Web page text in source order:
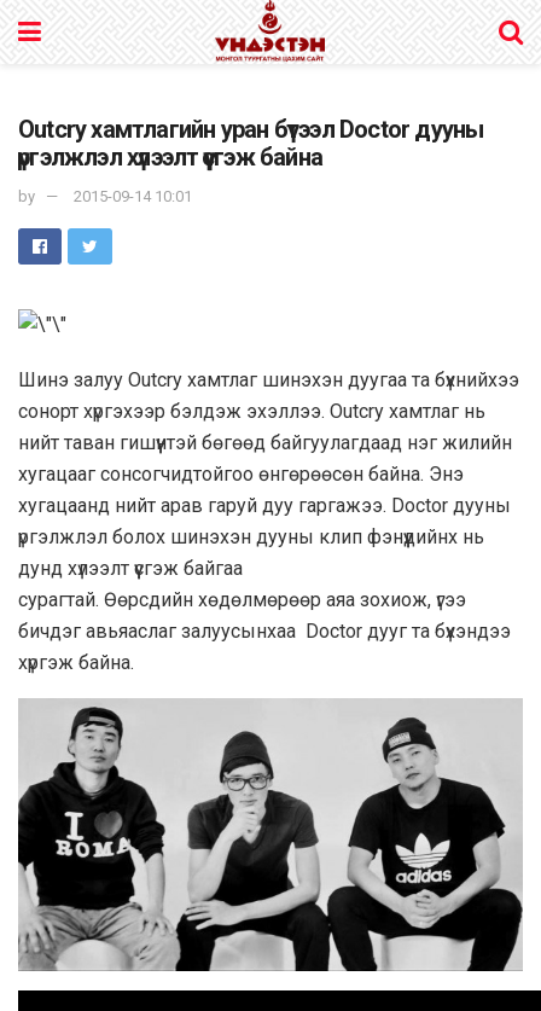
Outcry хамтлагийн уран бүтээл Doctor дууны
үргэлжлэл хүлээлт үүсгэж байна
by 2015-09-14 10:01
Шинэ залуу Outcry хамтлаг шинэхэн дуугаа та бүхнийхээ
сонорт хүргэхээр бэлдэж эхэллээ. Outcry хамтлаг нь
нийт таван гишүүнтэй бөгөөд байгуулагдаад нэг жилийн
хугацааг сонсогчидтойгоо өнгөрөөсөн байна. Энэ
хугацаанд нийт арав гаруй дуу гаргажээ. Doctor дууны
үргэлжлэл болох шинэхэн дууны клип фэнүүдийнх нь
дунд хүлээлт үүсгэж байгаа
сурагтай. Өөрсдийн хөдөлмөрөөр аяа зохиож, үгээ
бичдэг авьяаслаг залуусынхаа Doctor дууг та бүхэндээ
хүргэж байна.